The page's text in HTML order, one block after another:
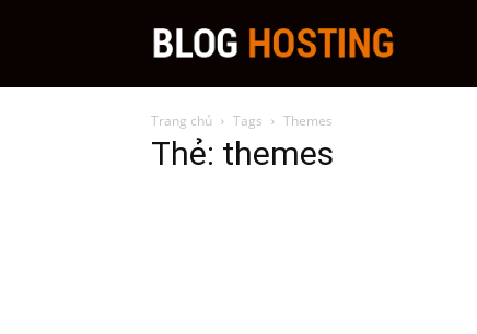
Trang chủ Tags Themes
Thẻ: themes